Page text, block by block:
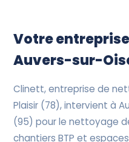
Votre
Auvers-sur-
Clinett, entreprise de
Plaisir (78), intervient à
(95) pour le nettoyage
chantiers BTP et